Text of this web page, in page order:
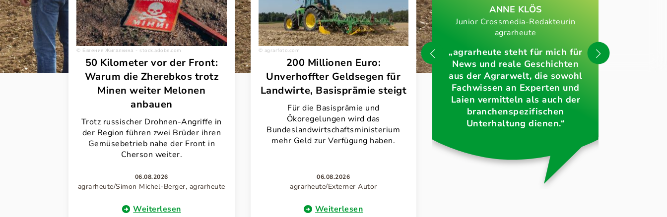
Евгения Жигалкина - stock.adobe.com
50 Kilometer vor der Front:
Warum die Zherebkos trotz
Minen weiter Melonen
anbauen
Trotz russischer Drohnen-Angriffe in
der Region führen zwei Brüder ihren
Gemüsebetrieb nahe der Front in
Cherson weiter.
06.08.2026
agrarheute/Simon Michel-Berger, agrarheute
Weiterlesen
agrarfoto.com
200 Millionen Euro:
Unverhoffter Geldsegen für
Landwirte, Basisprämie steigt
Für die Basisprämie und
Ökoregelungen wird das
Bundeslandwirtschaftsministerium
mehr Geld zur Verfügung haben.
06.08.2026
agrarheute/Externer Autor
Weiterlesen
ANNE KLÖS
Junior Crossmedia-Redakteurin
agrarheute
„agrarheute steht für mich für
News und reale Geschichten
aus der Agrarwelt, die sowohl
Fachwissen an Experten und
Laien vermitteln als auch der
branchenspezifischen
Unterhaltung dienen.“